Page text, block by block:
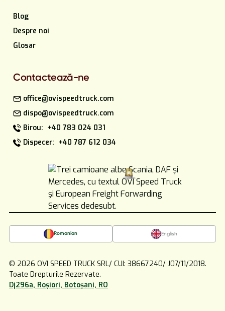
Blog
Despre noi
Glosar
Contactează-ne
office@ovispeedtruck.com
dispo@ovispeedtruck.com
Birou: +40 783 024 031
Dispecer: +40 787 612 034
© 2026 OVI SPEED TRUCK SRL/ CUI: 38667240/ J07/11/2018.
Toate Drepturile Rezervate.
Dj296a, Roșiori, Botoșani, RO
Romanian English